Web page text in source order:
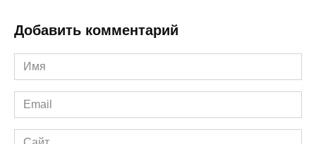
Добавить комментарий
Имя
*
Email
*
Сайт